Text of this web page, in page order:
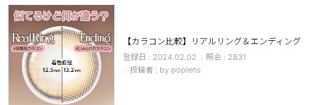
カラコン
装着期間
1 Day
2 Weeks
1 Month
【カラコン比較】リアルリング＆エンディング
2024.02.02
2831
by poplens